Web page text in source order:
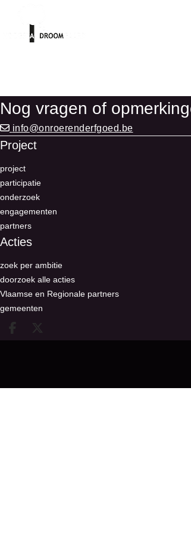
Nog vragen of
info@onroerenderfgoed.be
Project
project
participatie
onderzoek
engagementen
partners
Acties
zoek per ambitie
doorzoek alle acties
Vlaamse en Regionale partners
gemeenten
Deel op facebook
Deel op X